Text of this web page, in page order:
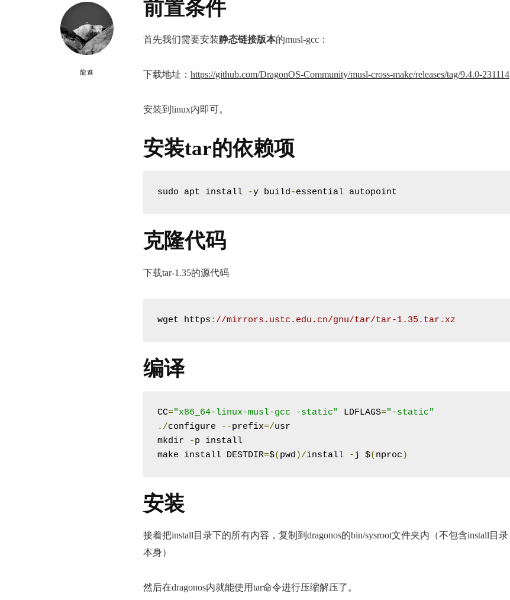
龍進
前置条件
首先我们需要安装静态链接版本的musl-gcc：
下载地址： https://github.com/DragonOS-Community/musl-cross-make/releases/tag/9.4.0-231114
安装到linux内即可。
安装tar的依赖项
sudo apt install -y build-essential autopoint
克隆代码
下载tar-1.35的源代码
wget https : //mirrors.ustc.edu.cn/gnu/tar/tar-1.35.tar.xz
编译
CC="x86_64-linux-musl-gcc -static" LDFLAGS="-static"
./configure --prefix=/usr
mkdir
-p install
make install DESTDIR=$( pwd )/install -j $( nproc )
安装
接着把install目录下的所有内容，复制到dragonos的bin/sysroot文件夹内（不包含install目录
本身）
然后在dragonos内就能使用tar命令进行压缩解压了。